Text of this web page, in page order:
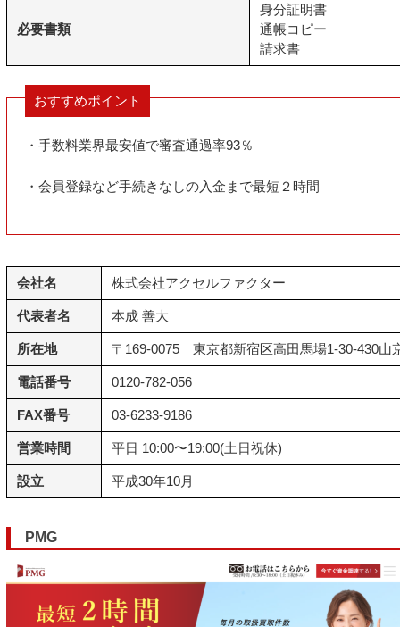
必要書類
身分証明書
通帳コピー
請求書
おすすめポイント
・手数料業界最安値で審査通過率93％
・会員登録など手続きなしの入金まで最短２時間
会社名 株式会社アクセルファクター
代表者名 本成 善大
所在地 〒169-0075 東京都新宿区高田馬場1-30-430山
電話番号 0120-782-056
FAX番号 03-6233-9186
営業時間 平日 10:00〜19:00(土日祝休)
設立 平成30年10月
PMG